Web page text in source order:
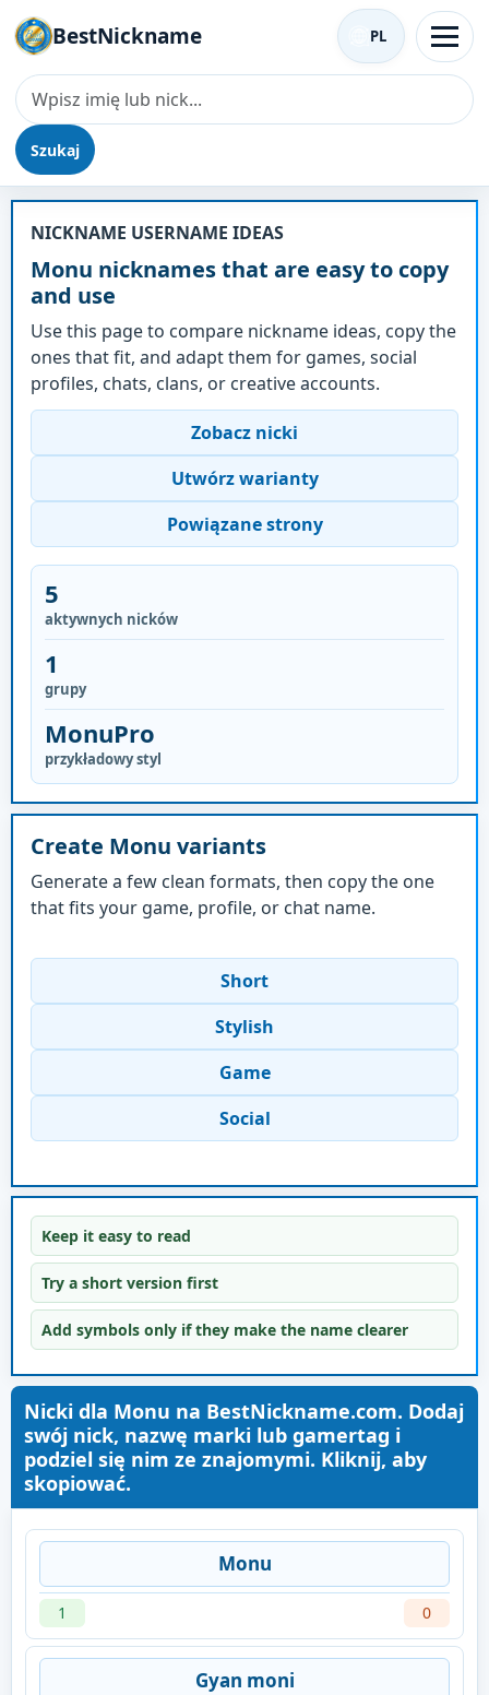
BestNickname
Szukaj
PL
Nick - Monu
NICKNAME USERNAME IDEAS
Monu nicknames that are easy to copy
and use
Use this page to compare nickname ideas, copy the
ones that fit, and adapt them for games, social
profiles, chats, clans, or creative accounts.
Zobacz nicki
Utwórz warianty
Powiązane strony
5
aktywnych nicków
1
grupy
MonuPro
przykładowy styl
Create Monu variants
Generate a few clean formats, then copy the one
that fits your game, profile, or chat name.
Short
Stylish
Game
Social
Keep it easy to read
Try a short version first
Add symbols only if they make the name clearer
Nicki dla Monu na BestNickname.com. Dodaj
swój nick, nazwę marki lub gamertag i
podziel się nim ze znajomymi. Kliknij, aby
skopiować.
Monu
1 0
Gyan moni